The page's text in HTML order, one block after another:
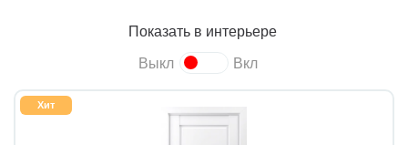
Показать в интерьере
Выкл Вкл
Хит